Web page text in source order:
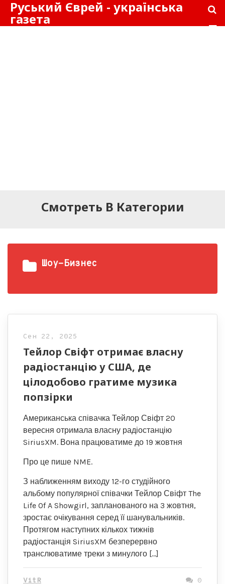
Руський Єврей - українська
газета
Смотреть В Категории
Шоу-Бизнес
Сен 22, 2025
Тейлор Свіфт отримає власну
радіостанцію у США, де
цілодобово гратиме музика
попзірки
Американська співачка Тейлор Свіфт 20
вересня отримала власну радіостанцію
SiriusXM. Вона працюватиме до 19 жовтня
Про це пише NME.
З наближенням виходу 12-го студійного
альбому популярної співачки Тейлор Свіфт The
Life Of A Showgirl, запланованого на 3 жовтня,
зростає очікування серед її шанувальників.
Протягом наступних кількох тижнів
радіостанція SiriusXM безперервно
транслюватиме треки з минулого […]
VitR 0